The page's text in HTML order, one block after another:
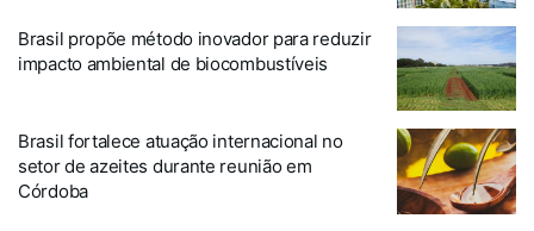
Brasil propõe método inovador para reduzir
impacto ambiental de biocombustíveis
Brasil fortalece atuação internacional no
setor de azeites durante reunião em
Córdoba